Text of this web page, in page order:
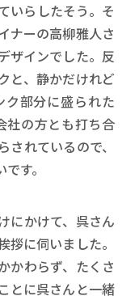
いらしたそう。そ
ナーの高柳雅人さ
ザインでした。反
と、静かだけれど
部分に盛られた
社の方とも打ち合
れているので、
す。
にかけて、呉さん
拶に伺いました。
かわらず、たくさ
とに呉さんと一緒